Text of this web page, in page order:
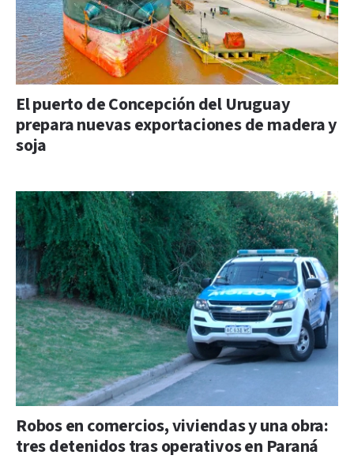
El puerto de Concepción del Uruguay
prepara nuevas exportaciones de madera y
soja
Robos en comercios, viviendas y una obra:
tres detenidos tras operativos en Paraná